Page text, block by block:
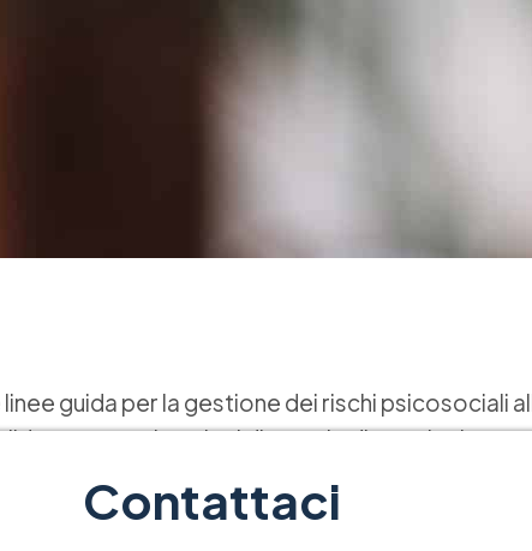
guida per la gestione dei rischi psicosociali
per organizzazioni di tutte le dimensioni e
e il miglioramento continuo della salute e
linee guida per l’implementazione di un
Contattaci